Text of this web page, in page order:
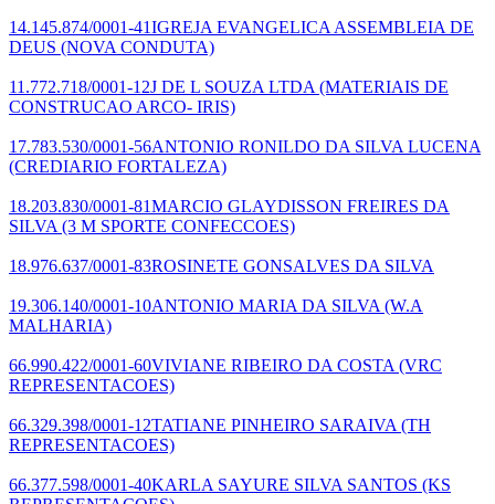
14.145.874/0001-41IGREJA EVANGELICA ASSEMBLEIA DE
DEUS (NOVA CONDUTA)
11.772.718/0001-12J DE L SOUZA LTDA (MATERIAIS DE
CONSTRUCAO ARCO- IRIS)
17.783.530/0001-56ANTONIO RONILDO DA SILVA LUCENA
(CREDIARIO FORTALEZA)
18.203.830/0001-81MARCIO GLAYDISSON FREIRES DA
SILVA (3 M SPORTE CONFECCOES)
18.976.637/0001-83ROSINETE GONSALVES DA SILVA
19.306.140/0001-10ANTONIO MARIA DA SILVA (W.A
MALHARIA)
66.990.422/0001-60VIVIANE RIBEIRO DA COSTA (VRC
REPRESENTACOES)
66.329.398/0001-12TATIANE PINHEIRO SARAIVA (TH
REPRESENTACOES)
66.377.598/0001-40KARLA SAYURE SILVA SANTOS (KS